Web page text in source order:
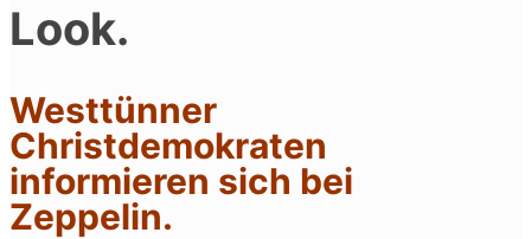
Look.
Westtünner
Christdemokraten
informieren sich bei
Zeppelin.